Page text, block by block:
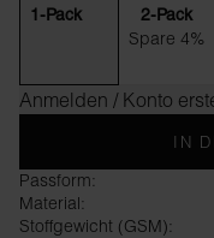
1-Pack 2-Pack
Spare 4%
Anmelden / Konto
IN
Passform:
Material:
Stoffgewicht (GSM):